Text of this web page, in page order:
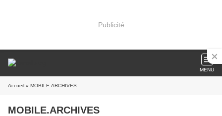
Publicité
MENU
Accueil » MOBILE.ARCHIVES
MOBILE.ARCHIVES